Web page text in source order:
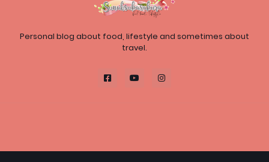
Personal blog about food, lifestyle and sometimes about
travel.